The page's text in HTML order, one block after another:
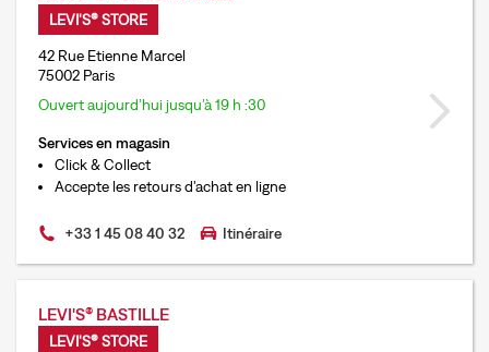
LEVI'S® STORE
42 Rue Etienne Marcel
75002 Paris
Ouvert aujourd’hui jusqu’à 19 h :30
Services en magasin
Click & Collect
Accepte les retours d'achat en ligne
+33 1 45 08 40 32 Itinéraire
LEVI'S® BASTILLE
LEVI'S® STORE